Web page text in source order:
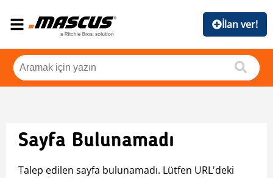
İlan ver!
Sayfa Bulunamadı
Talep edilen sayfa bulunamadı. Lütfen URL'deki